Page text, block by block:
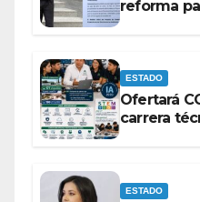
reforma
ESTADO
Ofertará
carrera
ESTADO